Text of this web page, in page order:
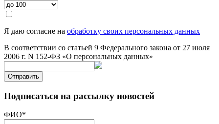
Я даю согласие на обработку своих персональных данных
В соответствии со статьей 9 Федерального закона от 27 июля
2006 г. N 152-ФЗ «О персональных данных»
Отправить
Подписаться на рассылку новостей
ФИО*